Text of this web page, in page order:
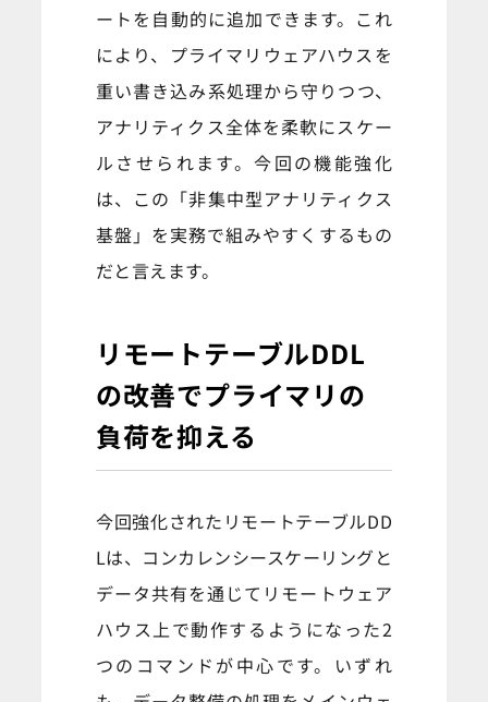
ートを自動的に追加できます。これ
により、プライマリウェアハウスを
重い書き込み系処理から守りつつ、
アナリティクス全体を柔軟にスケー
ルさせられます。今回の機能強化
は、この「非集中型アナリティクス
基盤」を実務で組みやすくするもの
だと言えます。
リモートテーブルDDL
の改善でプライマリの
負荷を抑える
今回強化されたリモートテーブルDD
Lは、コンカレンシースケーリングと
データ共有を通じてリモートウェア
ハウス上で動作するようになった2
つのコマンドが中心です。いずれ